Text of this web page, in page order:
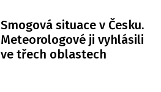
Smogová situace v Česku.
Meteorologové ji vyhlásili
ve třech oblastech